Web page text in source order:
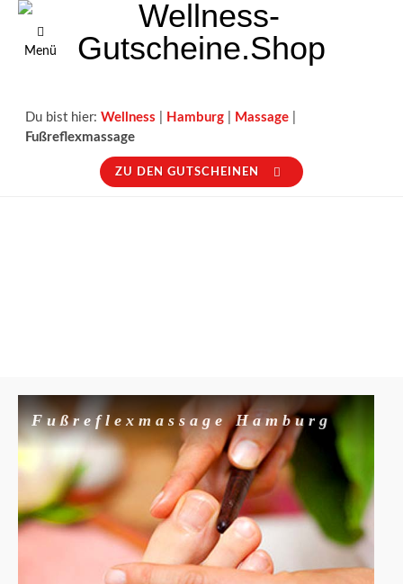
Menü
Du bist hier: Wellness Hamburg Massage
Fußreflexmassage
ZU DEN GUTSCHEINEN
Fußreflexmassage Hamburg